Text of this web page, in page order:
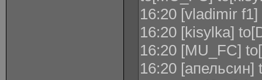
16:20 [vladimir
16:20 [kisylka]
16:20 [MU_FC]
16:20 [апельсин]